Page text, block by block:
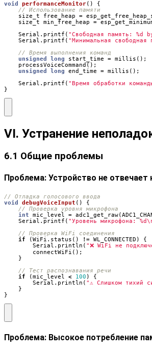
void
performanceMonitor()
{
size_t
free_heap =
size_t
min_free_heap =
Serial . printf ( "Свободная память: %d
Serial . printf ( "Минимальная
unsigned
long start_time = millis ();
processVoiceCommand ();
unsigned
long end_time = millis ();
Serial . printf ( "Время обработки
}
VI. Устранение
6.1 Общие проблемы
Проблема: Устройство не
void
debugVoiceInput ()
{
int
mic_level = adc1_get_raw(
Serial . printf ( "Уровень микрофона: %d
if
(WiFi . status () != WL_CONNECTED )
{
Serial . println ( "❌ WiFi не
connectWiFi ();
}
if
(mic_level < 100 )
{
Serial . println ( "⚠️ Слишком тихий
}
}
Проблема: Высокое потребление